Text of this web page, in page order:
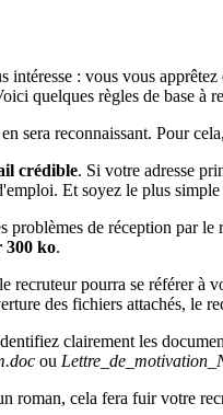
: vous vous
quelques règles de base à
sera reconnaissant. Pour
crédible. Si votre adresse
Et soyez le plus
de réception par
300 ko.
recruteur pourra se référer à
des fichiers attachés, le
clairement les
ou
roman, cela fera fuir votre